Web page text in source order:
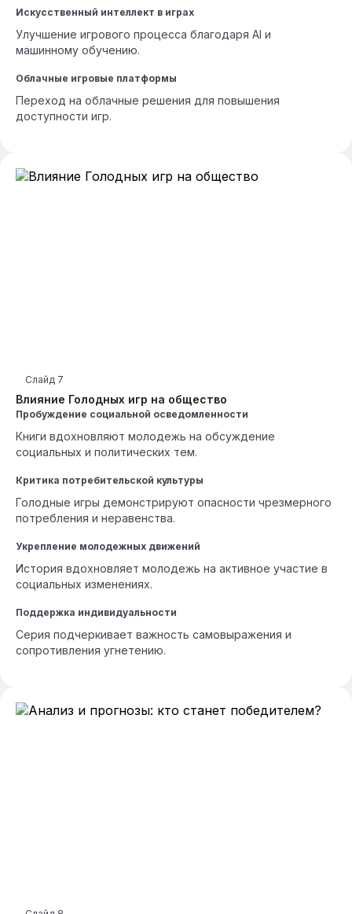
Искусственный интеллект в играх
Улучшение игрового процесса благодаря AI и
машинному обучению.
Облачные игровые платформы
Переход на облачные решения для повышения
доступности игр.
Влияние Голодных игр на общество
Слайд 7
Пробуждение социальной осведомленности
Книги вдохновляют молодежь на обсуждение
социальных и политических тем.
Критика потребительской культуры
Голодные игры демонстрируют опасности чрезмерного
потребления и неравенства.
Укрепление молодежных движений
История вдохновляет молодежь на активное участие в
социальных изменениях.
Поддержка индивидуальности
Серия подчеркивает важность самовыражения и
сопротивления угнетению.